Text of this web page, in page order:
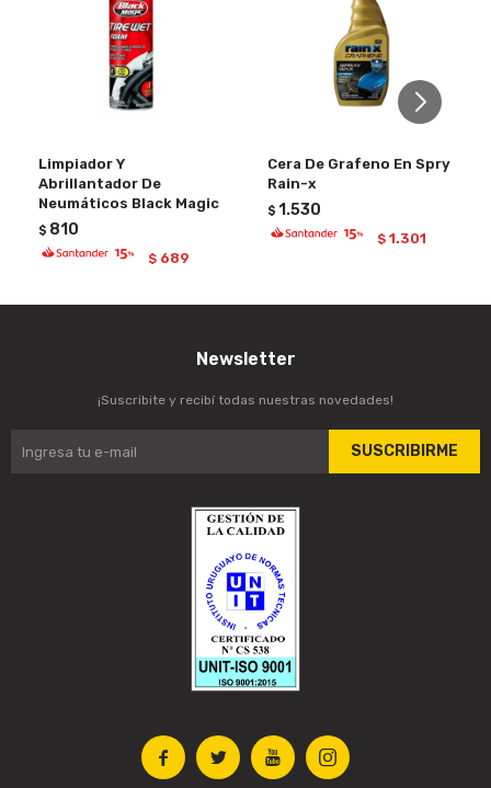
Limpiador Y
Abrillantador De
Neumáticos Black Magic
$ 810
$ 689
Cera De Grafeno En Spry
Rain-x
$ 1.530
$ 1.301
   
Newsletter
¡Suscribite y recibí todas nuestras novedades!
SUSCRIBIRME